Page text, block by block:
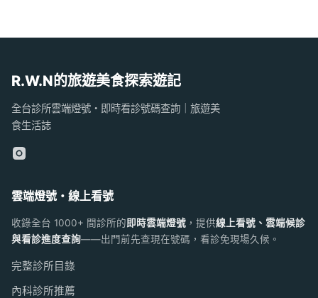
R.W.N的旅遊美食探索遊記
全台診所雲端燈號・即時看診號碼查詢｜旅遊美
食生活誌
雲端燈號・線上看號
收錄全台 1000+ 間診所的即時雲端燈號 ，提供線上看號、雲端候診
與看診進度查詢——出門前先查現在號碼，看診免現場久候。
完整診所目錄
內科診所推薦